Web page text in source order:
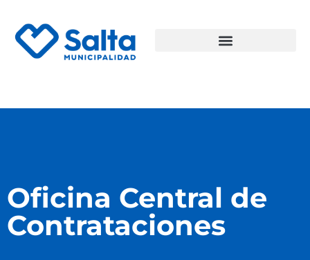
Oficina Central de
Contrataciones